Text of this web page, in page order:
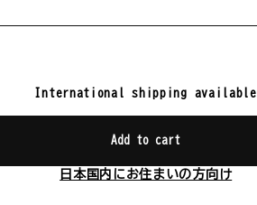
International shipping available
Add to cart
日本国内にお住まいの方向け